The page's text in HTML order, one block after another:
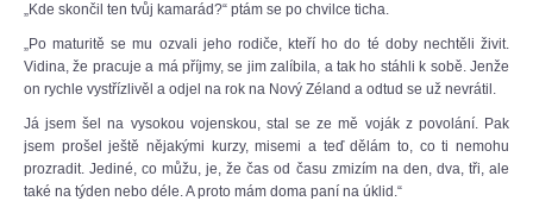
„Kde skončil ten tvůj kamarád?“ ptám se po chvilce ticha.
„Po maturitě se mu ozvali jeho rodiče, kteří ho do té doby nechtěli živit.
Vidina, že pracuje a má příjmy, se jim zalíbila, a tak ho stáhli k sobě. Jenže
on rychle vystřízlivěl a odjel na rok na Nový Zéland a odtud se už nevrátil.
Já jsem šel na vysokou vojenskou, stal se ze mě voják z povolání. Pak
jsem prošel ještě nějakými kurzy, misemi a teď dělám to, co ti nemohu
prozradit. Jediné, co můžu, je, že čas od času zmizím na den, dva, tři, ale
také na týden nebo déle. A proto mám doma paní na úklid.“